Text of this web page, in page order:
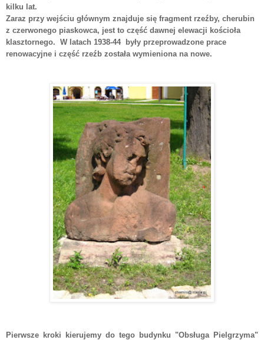
kilku lat.
Zaraz przy wejściu głównym znajduje się fragment rzeźby, cherubin
z czerwonego piaskowca, jest to część dawnej elewacji kościoła
klasztornego. W latach 1938-44 były przeprowadzone prace
renowacyjne i część rzeźb została wymieniona na nowe.
Pierwsze kroki kierujemy do tego budynku "Obsługa Pielgrzyma"